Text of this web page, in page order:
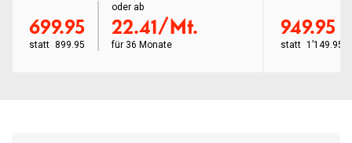
699.95
statt 899.95
oder ab
22.41/Mt.
für 36 Monate
949.95
statt 1’149.95